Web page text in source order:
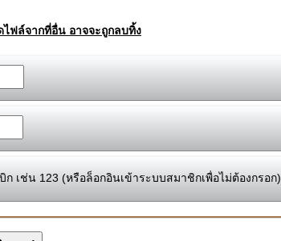
ฟล์จากที่อื่น อาจจะถูกลบทิ้ง
ก เช่น 123 (หรือล็อกอินเข้าระบบสมาชิกเพื่อไม่ต้องกรอก)